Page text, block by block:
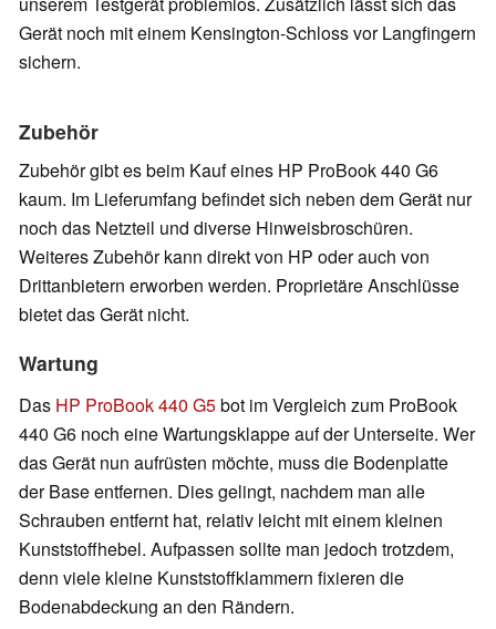
Gerät noch mit einem Kensington-Schloss vor Langfingern
sichern.
Zubehör
Zubehör gibt es beim Kauf eines HP ProBook 440 G6
kaum. Im Lieferumfang befindet sich neben dem Gerät nur
noch das Netzteil und diverse Hinweisbroschüren.
Weiteres Zubehör kann direkt von HP oder auch von
Drittanbietern erworben werden. Proprietäre Anschlüsse
bietet das Gerät nicht.
Wartung
Das HP ProBook 440 G5bot im Vergleich zum ProBook
440 G6 noch eine Wartungsklappe auf der Unterseite. Wer
das Gerät nun aufrüsten möchte, muss die Bodenplatte
der Base entfernen. Dies gelingt, nachdem man alle
Schrauben entfernt hat, relativ leicht mit einem kleinen
Kunststoffhebel. Aufpassen sollte man jedoch trotzdem,
denn viele kleine Kunststoffklammern fixieren die
Bodenabdeckung an den Rändern.